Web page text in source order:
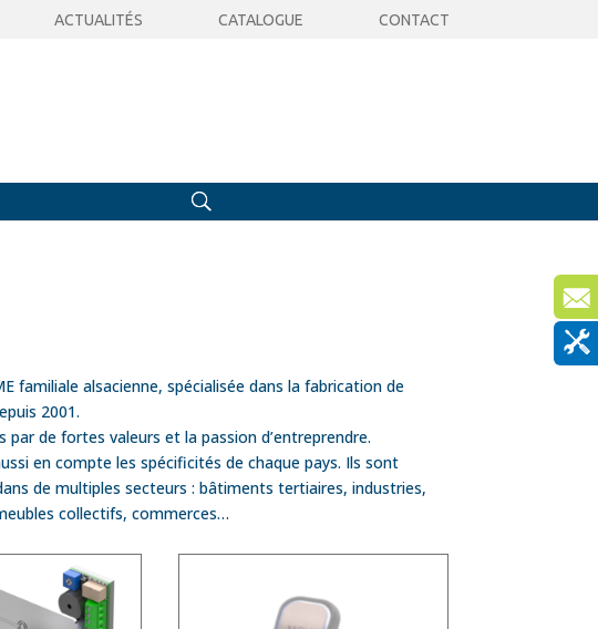
ACTUALITÉS CATALOGUE CONTACT
familiale alsacienne, spécialisée dans la fabrication de
2001.
de fortes valeurs et la passion d’entreprendre.
en compte les spécificités de chaque pays. Ils sont
de multiples secteurs : bâtiments tertiaires, industries,
collectifs, commerces…